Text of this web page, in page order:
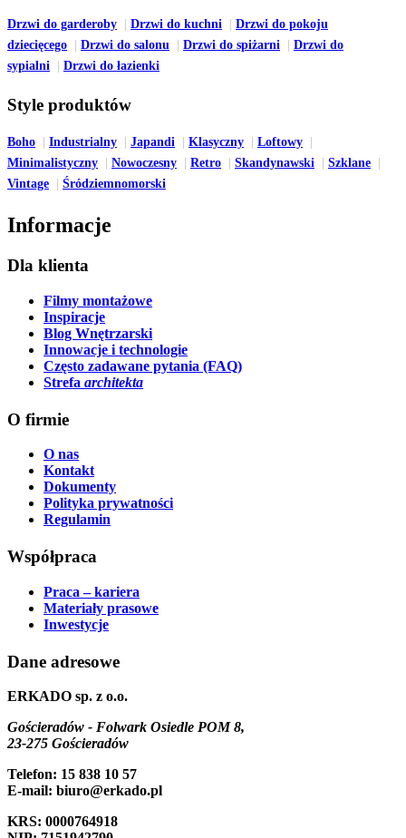
Drzwi do garderoby Drzwi do kuchni
Drzwi do pokoju
dziecięcego
Drzwi do salonu Drzwi do spiżarni
Drzwi do
sypialni
Drzwi do łazienki
Style produktów
Boho Industrialny Japandi Klasyczny
Loftowy
Minimalistyczny
Nowoczesny Retro Skandynawski
Szklane
Vintage
Śródziemnomorski
Informacje
Dla klienta
Filmy montażowe
Inspiracje
Blog Wnętrzarski
Innowacje i technologie
Często zadawane pytania (FAQ)
Strefa architekta
O firmie
O nas
Kontakt
Dokumenty
Polityka prywatności
Regulamin
Współpraca
Praca – kariera
Materiały prasowe
Inwestycje
Dane adresowe
ERKADO sp. z o.o.
Gościeradów - Folwark Osiedle POM 8,
23-275 Gościeradów
Telefon: 15 838 10 57
E-mail: biuro@erkado.pl
KRS: 0000764918